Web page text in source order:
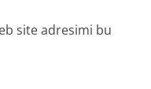
site adresimi bu